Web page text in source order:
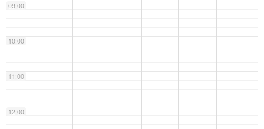
09:00
10:00
11:00
12:00